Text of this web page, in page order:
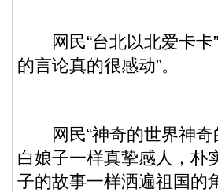
网民“台北以北爱卡卡”
的言论真的很感动”。
网民“神奇的世界神奇
白娘子一样真挚感人，朴
子的故事一样洒遍祖国的